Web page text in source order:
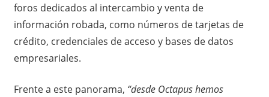
foros dedicados al intercambio y venta de
información robada, como números de tarjetas de
crédito, credenciales de acceso y bases de datos
empresariales.​
Frente a este panorama, “desde Octapus hemos